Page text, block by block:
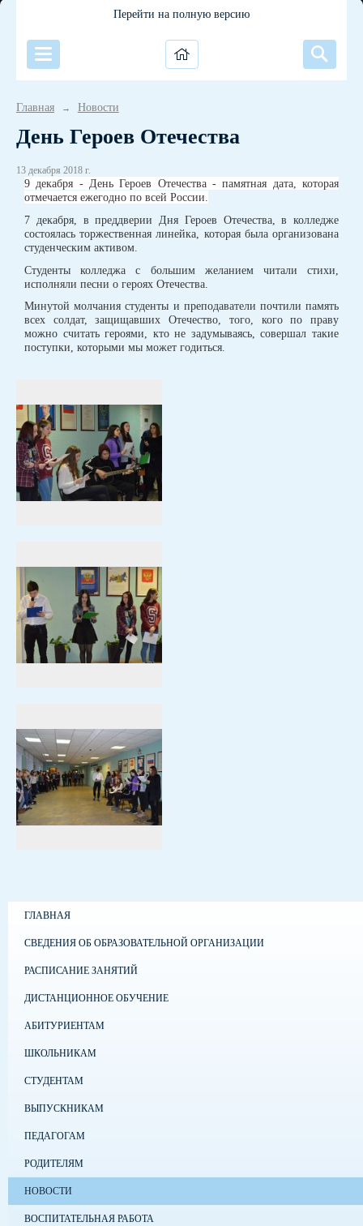
Перейти на полную версию
Главная → Новости
День Героев Отечества
13 декабря 2018 г.
9 декабря - День Героев Отечества - памятная дата, которая
отмечается ежегодно по всей России.
7 декабря, в преддверии Дня Героев Отечества, в колледже
состоялась торжественная линейка, которая была организована
студенческим активом.
Студенты колледжа с большим желанием читали стихи,
исполняли песни о героях Отечества.
Минутой молчания студенты и преподаватели почтили память
всех солдат, защищавших Отечество, того, кого по праву
можно считать героями, кто не задумываясь, совершал такие
поступки, которыми мы может годиться.
ГЛАВНАЯ
СВЕДЕНИЯ ОБ ОБРАЗОВАТЕЛЬНОЙ ОРГАНИЗАЦИИ
РАСПИСАНИЕ ЗАНЯТИЙ
ДИСТАНЦИОННОЕ ОБУЧЕНИЕ
АБИТУРИЕНТАМ
ШКОЛЬНИКАМ
СТУДЕНТАМ
ВЫПУСКНИКАМ
ПЕДАГОГАМ
РОДИТЕЛЯМ
НОВОСТИ
ВОСПИТАТЕЛЬНАЯ РАБОТА